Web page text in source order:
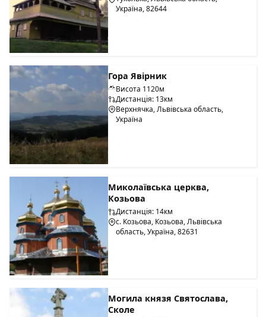
Україна, 82644
Гора Явірник
Висота 1120м
Дистанція: 13км
Верхнячка, Львівська область,
Україна
Миколаївська церква,
Козьова
Дистанція: 14км
с. Козьова, Козьова, Львівська
область, Україна, 82631
Могила князя Святослава,
Сколе